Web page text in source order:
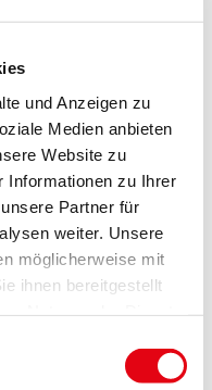
und Anzeigen zu
Medien anbieten
Website zu
Informationen zu Ihrer
Partner für
weiter. Unsere
möglicherweise mit
ihnen bereitgestellt
Pannenbaum! -
- „Bro-